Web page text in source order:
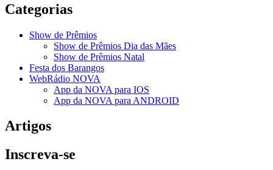
Categorias
Show de Prêmios
Show de Prêmios Dia das Mães
Show de Prêmios Natal
Festa dos Barangos
WebRádio NOVA
App da NOVA para IOS
App da NOVA para ANDROID
Artigos
Inscreva-se